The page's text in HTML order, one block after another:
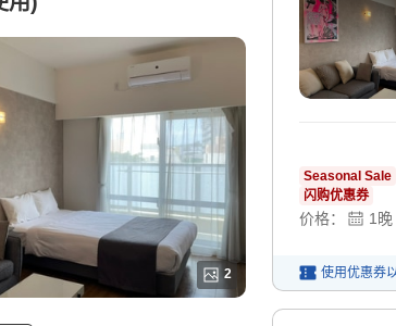
2
Seasonal Sale
闪购优惠券
价格： 1晚
使用优惠券